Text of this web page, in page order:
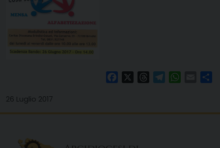
FacebookThreadsTelegram Email
26 Luglio 2017